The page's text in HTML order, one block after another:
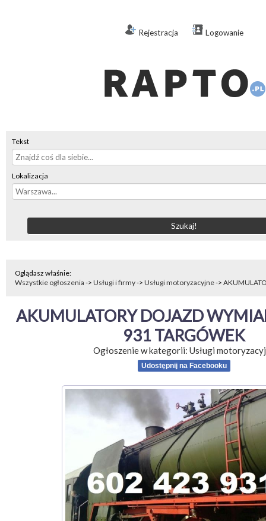
Rejestracja Logowanie
Tekst
Lokalizacja
Oglądasz właśnie:
Wszystkie ogłoszenia -> Usługi i firmy-> Usługi motoryzacyjne->
AKUMULATORY DOJAZD
931 TARGÓWEK
Ogłoszenie w kategorii: Usługi
Udostępnij na Facebooku